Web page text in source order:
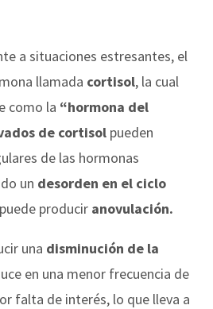
a situaciones estresantes, el
llamada cortisol, la cual
como la “hormona del
de cortisol pueden
de las hormonas
un desorden en el ciclo
producir anovulación.
una disminución de la
en una menor frecuencia de
falta de interés, lo que lleva a